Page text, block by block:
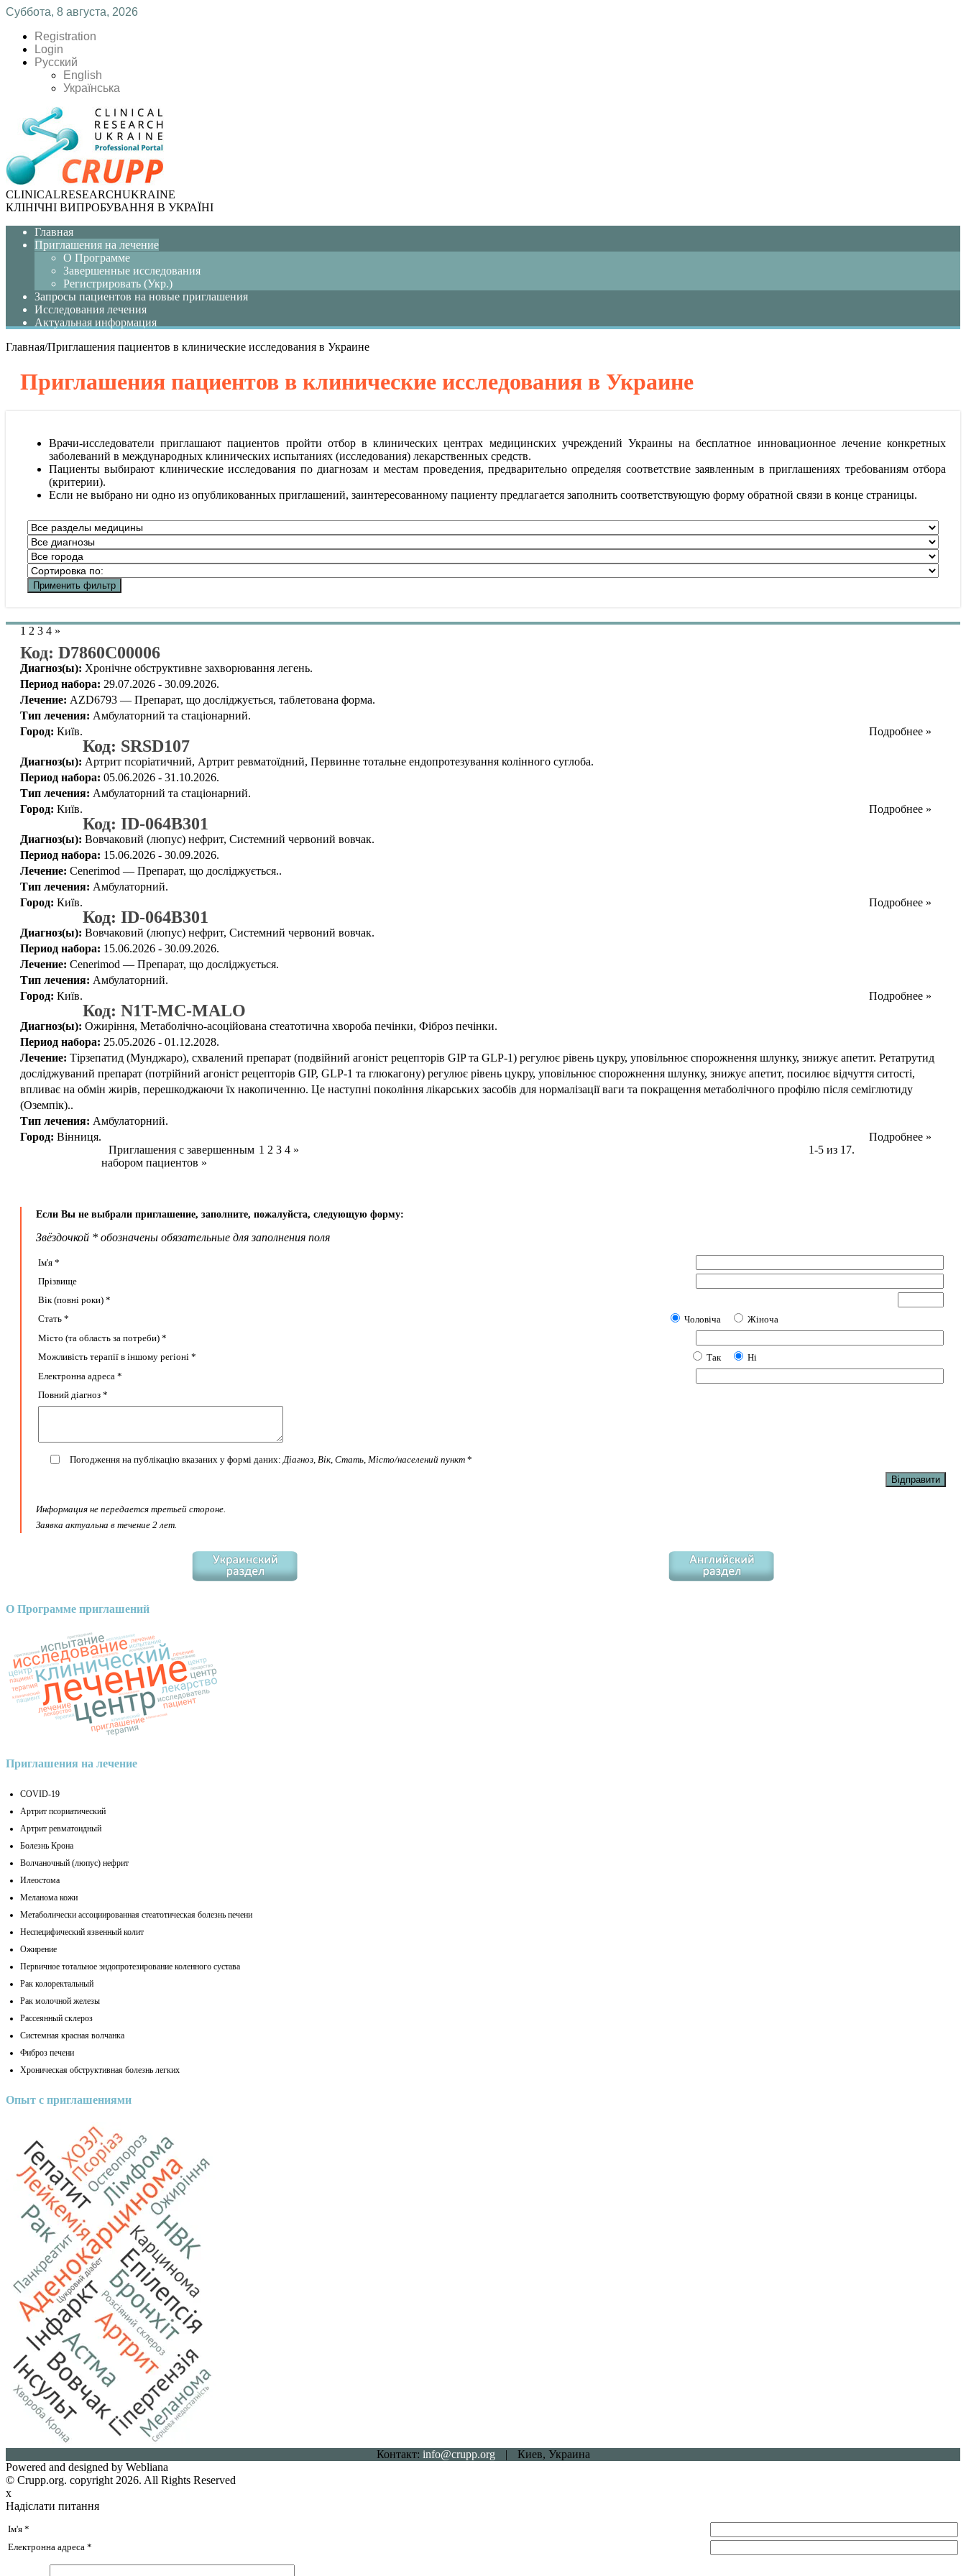
Суббота, 8 августа, 2026
Registration
Login
Русский
English
Українська
CLINICALRESEARCHUKRAINE
КЛІНІЧНІ ВИПРОБУВАННЯ В УКРАЇНІ
Главная
Приглашения на лечение
О Программе
Завершенные исследования
Регистрировать (Укр.)
Запросы пациентов на новые приглашения
Исследования лечения
Актуальная информация
Главная/Приглашения пациентов в клинические исследования в Украине
Приглашения пациентов в клинические исследования в Украине
Врачи-исследователи приглашают пациентов пройти отбор в клинических центрах медицинских учреждений Украины на бесплатное инновационное лечение конкретных
заболеваний в международных клинических испытаниях (исследования) лекарственных средств.
Пациенты выбирают клинические исследования по диагнозам и местам проведения, предварительно определяя соответствие заявленным в приглашениях требованиям отбора
(критерии).
Если не выбрано ни одно из опубликованных приглашений, заинтересованному пациенту предлагается заполнить соответствующую форму обратной связи в конце страницы.
1 2 3 4 »
Код: D7860C00006
Диагноз(ы): Хронічне обструктивне захворювання легень.
Период набора: 29.07.2026 - 30.09.2026.
Лечение: AZD6793 — Препарат, що досліджується, таблетована форма.
Тип лечения: Амбулаторний та стаціонарний.
Город: Київ. Подробнее »
Код: SRSD107
Диагноз(ы): Артрит псоріатичний, Артрит ревматоїдний, Первинне тотальне ендопротезування колінного суглоба.
Период набора: 05.06.2026 - 31.10.2026.
Тип лечения: Амбулаторний та стаціонарний.
Город: Київ. Подробнее »
Код: ID-064B301
Диагноз(ы): Вовчаковий (люпус) нефрит, Системний червоний вовчак.
Период набора: 15.06.2026 - 30.09.2026.
Лечение: Cenerimod — Препарат, що досліджується..
Тип лечения: Амбулаторний.
Город: Київ. Подробнее »
Код: ID-064B301
Диагноз(ы): Вовчаковий (люпус) нефрит, Системний червоний вовчак.
Период набора: 15.06.2026 - 30.09.2026.
Лечение: Cenerimod — Препарат, що досліджується.
Тип лечения: Амбулаторний.
Город: Київ. Подробнее »
Код: N1T-MC-MALO
Диагноз(ы): Ожиріння, Метаболічно-асоційована стеатотична хвороба печінки, Фіброз печінки.
Период набора: 25.05.2026 - 01.12.2028.
Лечение: Тірзепатид (Мунджаро), схвалений препарат (подвійний агоніст рецепторів GIP та GLP-1) регулює рівень цукру, уповільнює спорожнення шлунку, знижує апетит. Ретатрутид
досліджуваний препарат (потрійний агоніст рецепторів GIP, GLP-1 та глюкагону) регулює рівень цукру, уповільнює спорожнення шлунку, знижує апетит, посилює відчуття ситості,
впливає на обмін жирів, перешкоджаючи їх накопиченню. Це наступні покоління лікарських засобів для нормалізації ваги та покращення метаболічного профілю після семіглютиду
(Оземпік)..
Тип лечения: Амбулаторний.
Город: Вінниця.
Подробнее »
1-5 из 17.
Приглашения с завершенным
набором пациентов »
1 2 3 4 »
Если Вы не выбрали приглашение, заполните, пожалуйста, следующую форму:
Звёздочкой * обозначены обязательные для заполнения поля
Ім'я *
Прізвище
Вік (повні роки) *
Стать *
Чоловіча
Жіноча
Місто (та область за потреби) *
Можливість терапії в іншому регіоні *
Так
Ні
Електронна адреса *
Повний діагноз *
Погодження на публікацію вказаних у формі даних: Діагноз Вік Стать Місто/населений пункт *
Информация не передается третьей стороне.
Заявка актуальна в течение 2 лет.
О Программе приглашений
Приглашения на лечение
COVID-19
Артрит псориатический
Артрит ревматоидный
Болезнь Крона
Волчаночный (люпус) нефрит
Илеостома
Меланома кожи
Метаболически ассоциированная стеатотическая болезнь печени
Неспецифический язвенный колит
Ожирение
Первичное тотальное эндопротезирование коленного сустава
Рак колоректальный
Рак молочной железы
Рассеянный склероз
Системная красная волчанка
Фиброз печени
Хроническая обструктивная болезнь легких
Опыт с приглашениями
Контакт: info@crupp.org
Киев, Украина
Powered and designed by Webliana
© Сrupp.org. copyright 2026. All Rights Reserved
x
Надіслати питання
Ім'я *
Електронна адреса *